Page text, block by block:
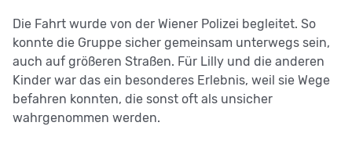
Die Fahrt wurde von der Wiener Polizei begleitet. So
konnte die Gruppe sicher gemeinsam unterwegs sein,
auch auf größeren Straßen. Für Lilly und die anderen
Kinder war das ein besonderes Erlebnis, weil sie Wege
befahren konnten, die sonst oft als unsicher
wahrgenommen werden.